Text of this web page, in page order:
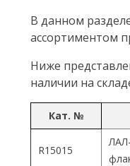
В данном
ассортиментом
Ниже
наличии на
Кат. №
R15015